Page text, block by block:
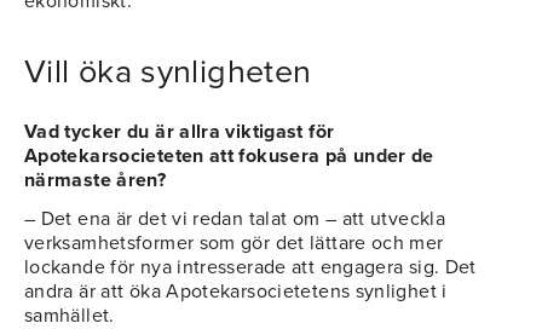
Vill öka synligheten
Vad tycker du är allra viktigast för
Apotekarsocieteten att fokusera på under de
närmaste åren?
– Det ena är det vi redan talat om – att utveckla
verksamhetsformer som gör det lättare och mer
lockande för nya intresserade att engagera sig. Det
andra är att öka Apotekarsocietetens synlighet i
samhället.